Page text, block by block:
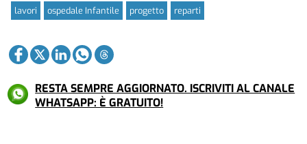
lavori
ospedale Infantile progetto reparti
RESTA SEMPRE AGGIORNATO. ISCRIVITI AL CANALE
WHATSAPP: È GRATUITO!